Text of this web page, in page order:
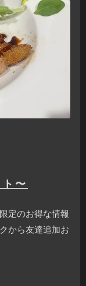
〜
定のお得な情報
から友達追加お